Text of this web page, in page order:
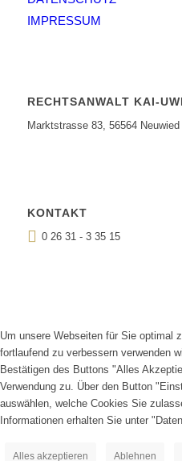
IMPRESSUM
RECHTSANWALT KAI-
Marktstrasse 83, 56564 Neuwied
KONTAKT
0 26 31 - 3 35 15
Um unsere Webseiten für Sie optimal
fortlaufend zu verbessern verwenden
Bestätigen des Buttons "Alles
Verwendung zu. Über den Button
auswählen, welche Cookies Sie
Informationen erhalten Sie unter
Alles akzeptieren Ablehnen